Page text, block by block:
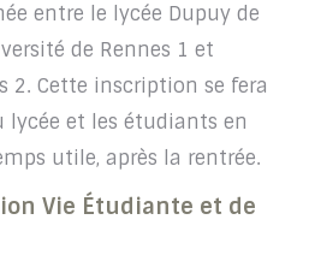
entre le lycée Dupuy de
de Rennes 1 et
2. Cette inscription se fera
lycée et les étudiants en
utile, après la rentrée.
Vie Étudiante et de